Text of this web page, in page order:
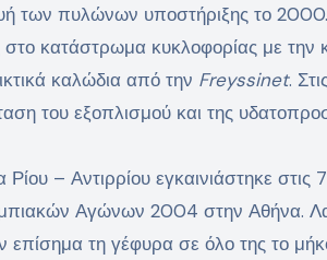
των πυλώνων υποστήριξης το
στο κατάστρωμα κυκλοφορίας με
καλώδια από την Freyssinet.
του εξοπλισμού και της
– Αντιρρίου εγκαινιάστηκε
Αγώνων 2004 στην Αθήνα.
επίσημα τη γέφυρα σε όλο της το